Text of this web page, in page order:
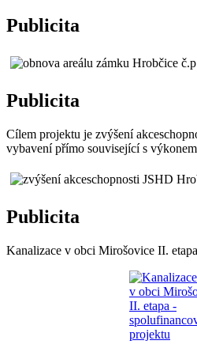
Publicita
Publicita
Cílem projektu je zvýšení
vybavení přímo související s
Publicita
Kanalizace v obci Mirošovice II.